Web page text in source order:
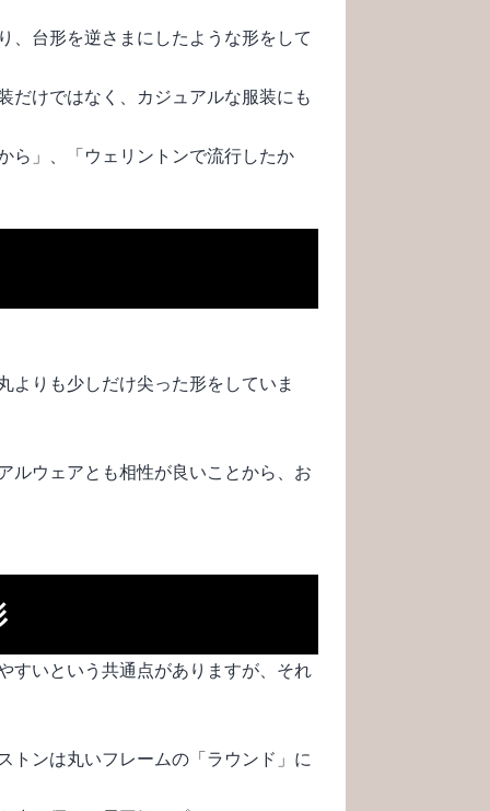
、台形を逆さまにしたような形をして
だけではなく、カジュアルな服装にも
ら」、「ウェリントンで流行したか
よりも少しだけ尖った形をしていま
ルウェアとも相性が良いことから、お
すいという共通点がありますが、それ
トンは丸いフレームの「ラウンド」に